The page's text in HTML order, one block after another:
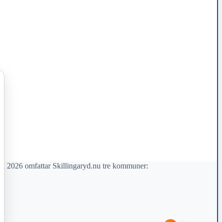
2026 omfattar Skillingaryd.nu tre kommuner: